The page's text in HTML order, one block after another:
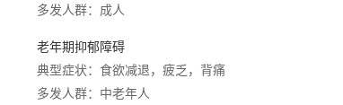
多发人群：成人
老年期抑郁障碍
典型症状：食欲减退，疲乏，背痛
多发人群：中老年人